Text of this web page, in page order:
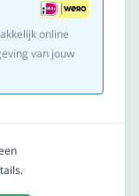
online
van jouw